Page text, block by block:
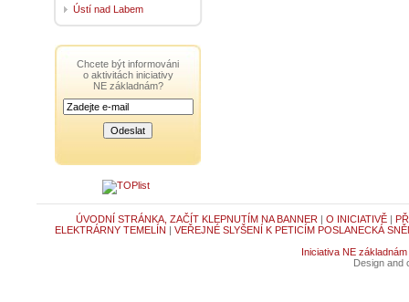
Ústí nad Labem
Chcete být informováni
o aktivitách iniciativy
NE základnám?
ÚVODNÍ STRÁNKA, ZAČÍT KLEPNUTÍM NA BANNER | O INICIATIVĚ|
ELEKTRÁRNY TEMELÍN | VEŘEJNÉ SLYŠENÍ K PETICÍM POSLANECKÁ
Iniciativa NE základnám
Design and